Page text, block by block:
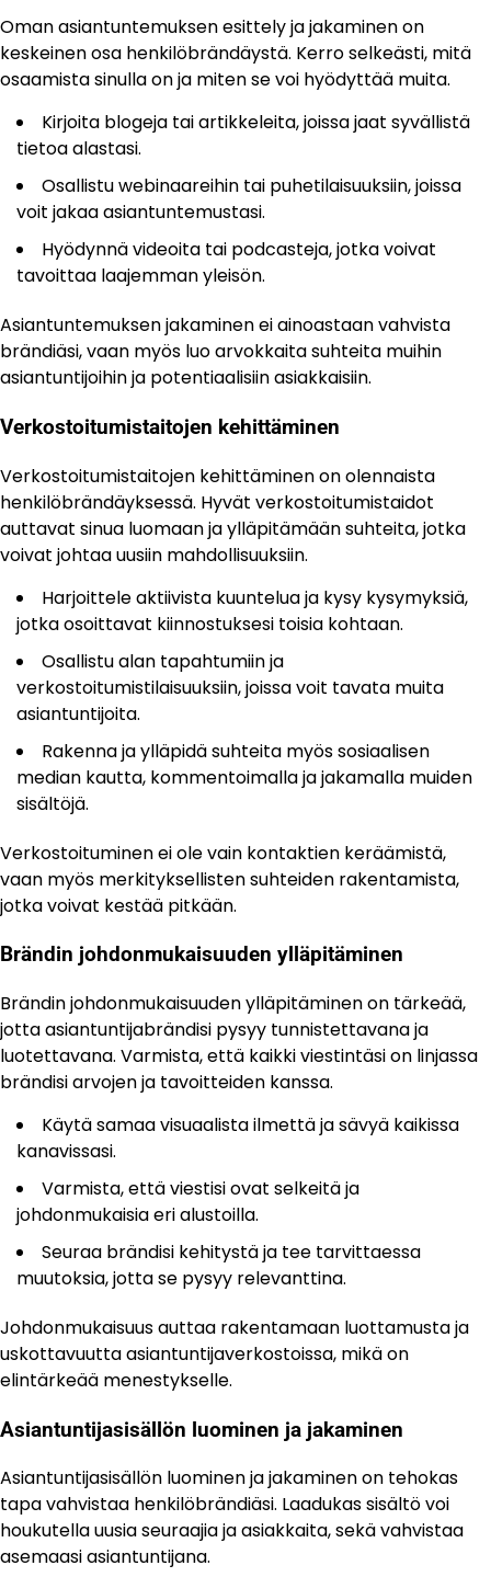
Oman asiantuntemuksen esittely ja jakaminen on
keskeinen osa henkilöbrändäystä. Kerro selkeästi, mitä
osaamista sinulla on ja miten se voi hyödyttää muita.
Kirjoita blogeja tai artikkeleita, joissa jaat syvällistä
tietoa alastasi.
Osallistu webinaareihin tai puhetilaisuuksiin, joissa
voit jakaa asiantuntemustasi.
Hyödynnä videoita tai podcasteja, jotka voivat
tavoittaa laajemman yleisön.
Asiantuntemuksen jakaminen ei ainoastaan vahvista
brändiäsi, vaan myös luo arvokkaita suhteita muihin
asiantuntijoihin ja potentiaalisiin asiakkaisiin.
Verkostoitumistaitojen kehittäminen
Verkostoitumistaitojen kehittäminen on olennaista
henkilöbrändäyksessä. Hyvät verkostoitumistaidot
auttavat sinua luomaan ja ylläpitämään suhteita, jotka
voivat johtaa uusiin mahdollisuuksiin.
Harjoittele aktiivista kuuntelua ja kysy kysymyksiä,
jotka osoittavat kiinnostuksesi toisia kohtaan.
Osallistu alan tapahtumiin ja
verkostoitumistilaisuuksiin, joissa voit tavata muita
asiantuntijoita.
Rakenna ja ylläpidä suhteita myös sosiaalisen
median kautta, kommentoimalla ja jakamalla muiden
sisältöjä.
Verkostoituminen ei ole vain kontaktien keräämistä,
vaan myös merkityksellisten suhteiden rakentamista,
jotka voivat kestää pitkään.
Brändin johdonmukaisuuden ylläpitäminen
Brändin johdonmukaisuuden ylläpitäminen on tärkeää,
jotta asiantuntijabrändisi pysyy tunnistettavana ja
luotettavana. Varmista, että kaikki viestintäsi on linjassa
brändisi arvojen ja tavoitteiden kanssa.
Käytä samaa visuaalista ilmettä ja sävyä kaikissa
kanavissasi.
Varmista, että viestisi ovat selkeitä ja
johdonmukaisia eri alustoilla.
Seuraa brändisi kehitystä ja tee tarvittaessa
muutoksia, jotta se pysyy relevanttina.
Johdonmukaisuus auttaa rakentamaan luottamusta ja
uskottavuutta asiantuntijaverkostoissa, mikä on
elintärkeää menestykselle.
Asiantuntijasisällön luominen ja jakaminen
Asiantuntijasisällön luominen ja jakaminen on tehokas
tapa vahvistaa henkilöbrändiäsi. Laadukas sisältö voi
houkutella uusia seuraajia ja asiakkaita, sekä vahvistaa
asemaasi asiantuntijana.